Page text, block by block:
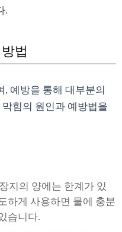
.
법
, 예방을 통해 대부분의
힘의 원인과 예방법을
지의 양에는 한계가 있
하게 사용하면 물에 충분
습니다.